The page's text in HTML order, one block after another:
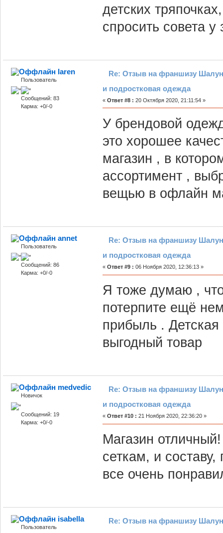
детских
спросить совета
laren
Пользователь
Сообщений: 83
Карма: +0/-0
Re: Отзыв на франшизу
и подростковая одежда
« Ответ #8 : 20 Октября 2020, 21:11:54 »
У брендовой
это хорошее
магазин , в
ассортимент ,
вещью в офлайн
annet
Пользователь
Сообщений: 86
Карма: +0/-0
Re: Отзыв на франшизу
и подростковая одежда
« Ответ #9 : 06 Ноября 2020, 12:36:13 »
Я тоже думаю ,
потерпите ещё
прибыль .
выгодный товар
medvedic
Новичок
Сообщений: 19
Карма: +0/-0
Re: Отзыв на франшизу
и подростковая одежда
« Ответ #10 : 21 Ноября 2020, 22:36:20 »
Магазин
сеткам, и
все очень
isabella
Пользователь
Re: Отзыв на франшизу